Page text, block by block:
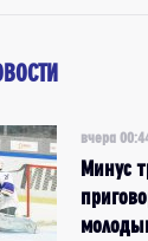
вчера
Минус